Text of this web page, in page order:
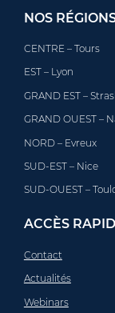
NOS
CENTRE – Tours
EST – Lyon
GRAND EST –
GRAND OUEST –
NORD – Evreux
SUD-EST – Nice
SUD-OUEST –
ACCÈS
Contact
Actualités
Webinars